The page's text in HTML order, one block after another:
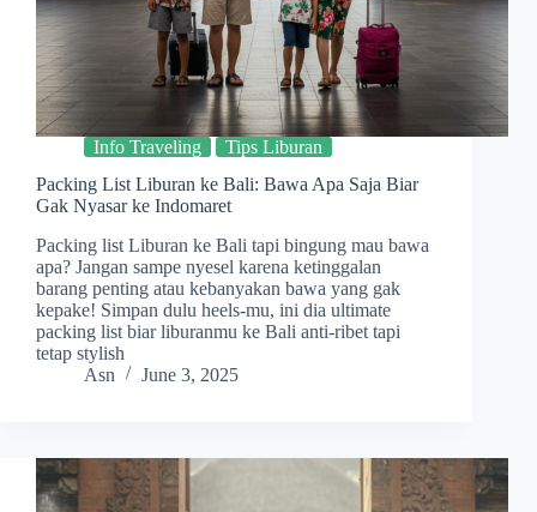
Info Traveling
Tips Liburan
Packing List Liburan ke Bali: Bawa Apa Saja Biar
Gak Nyasar ke Indomaret
Packing list Liburan ke Bali tapi bingung mau bawa
apa? Jangan sampe nyesel karena ketinggalan
barang penting atau kebanyakan bawa yang gak
kepake! Simpan dulu heels-mu, ini dia ultimate
packing list biar liburanmu ke Bali anti-ribet tapi
tetap stylish
Asn
June 3, 2025